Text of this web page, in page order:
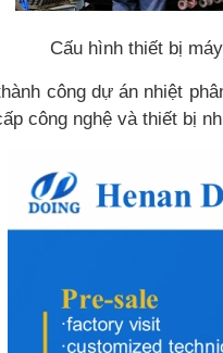
Cấu hình thiết bị
công dự án nhiệt
công nghệ và thiết bị